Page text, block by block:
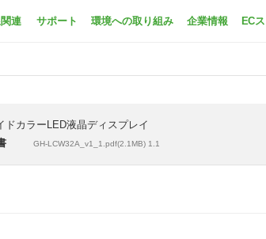
連 サポート 環境への取り組み 企業情報 EC
ドカラーLED液晶ディスプレイ
GH-LCW32A_v1_1.pdf(2.1MB) 1.1